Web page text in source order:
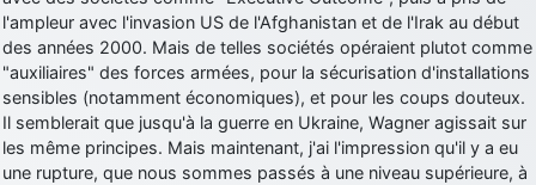
l'ampleur avec l'invasion US de l'Afghanistan et de l'Irak au début
des années 2000. Mais de telles sociétés opéraient plutot comme
"auxiliaires" des forces armées, pour la sécurisation d'installations
sensibles (notamment économiques), et pour les coups douteux.
Il semblerait que jusqu'à la guerre en Ukraine, Wagner agissait sur
les même principes. Mais maintenant, j'ai l'impression qu'il y a eu
une rupture, que nous sommes passés à une niveau supérieure, à